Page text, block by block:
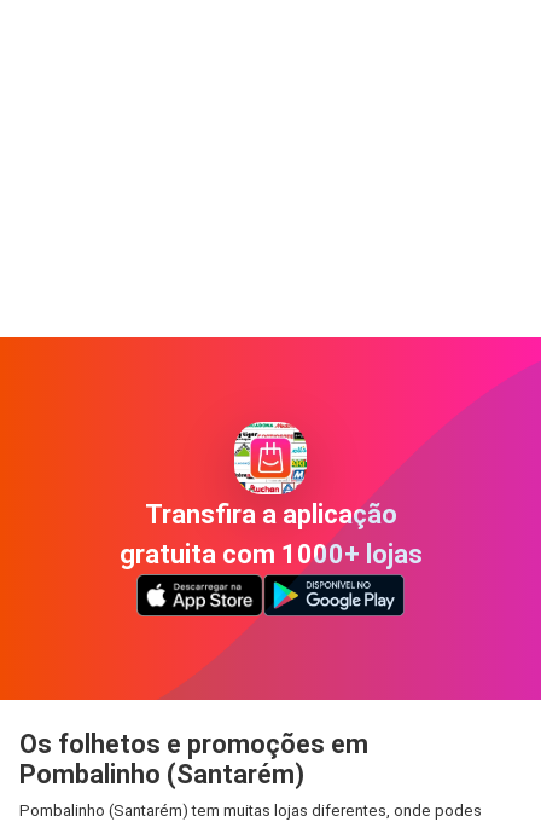
Transfira a aplicação
gratuita com 1000+ lojas
Os folhetos e promoções em
Pombalinho (Santarém)
Pombalinho (Santarém) tem muitas lojas diferentes, onde podes